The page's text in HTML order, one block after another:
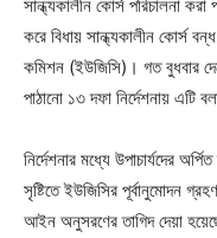
সান্ধ্যকালীন কোর্স পরিচালনা করা
করে বিধায় সান্ধ্যকালীন কোর্স বন্ধ
কমিশন (ইউজিসি)। গত বুধবার
পাঠানো ১৩ দফা নির্দেশনায় এটি
নির্দেশনার মধ্যে উপাচার্যদের
সৃষ্টিতে ইউজিসির পূর্বানুমোদন
আইন অনুসরণের তাগিদ দেয়া